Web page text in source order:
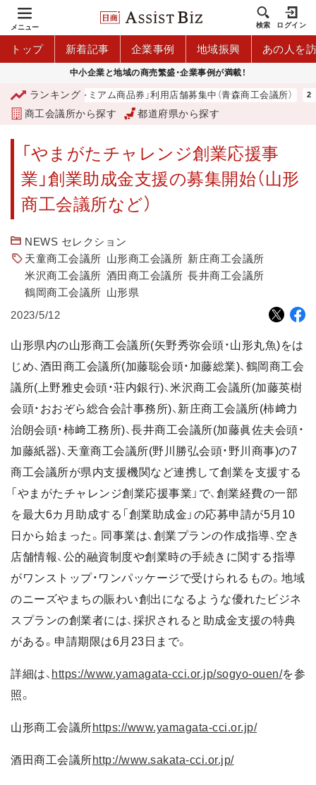
メニュー 検索 ログイン
トップ 新着記事 企業事例 地域振興 あの人を
中小企業と地域の商売繁盛・企業事例が満載！
ランキング
「青森市プレミアム商品券」利用店舗募集中（青森商工会議所）
商工会議所から探す 都道府県から探す
「やまがたチャレンジ創業応援事
業」創業助成金支援の募集開始（山形
商工会議所など）
NEWS セレクション
天童商工会議所 山形商工会議所 新庄商工会議所
米沢商工会議所 酒田商工会議所 長井商工会議所
鶴岡商工会議所 山形県
2023/5/12
山形県内の山形商工会議所(矢野秀弥会頭・山形丸魚)をは
じめ、酒田商工会議所(加藤聡会頭・加藤総業)、鶴岡商工会
議所(上野雅史会頭・荘内銀行)、米沢商工会議所(加藤英樹
会頭・おおぞら総合会計事務所)、新庄商工会議所(柿﨑力
治朗会頭・柿﨑工務所)、長井商工会議所(加藤眞佐夫会頭・
加藤紙器)、天童商工会議所(野川勝弘会頭・野川商事)の7
商工会議所が県内支援機関など連携して創業を支援する
「やまがたチャレンジ創業応援事業」で、創業経費の一部
を最大6カ月助成する「創業助成金」の応募申請が5月10
日から始まった。同事業は、創業プランの作成指導、空き
店舗情報、公的融資制度や創業時の手続きに関する指導
がワンストップ・ワンパッケージで受けられるもの。地域
のニーズやまちの賑わい創出になるような優れたビジネ
スプランの創業者には、採択されると助成金支援の特典
がある。申請期限は6月23日まで。
詳細は、 https://www.yamagata-cci.or.jp/sogyo-ouen/を参
照。
山形商工会議所https://www.yamagata-cci.or.jp/
酒田商工会議所http://www.sakata-cci.or.jp/